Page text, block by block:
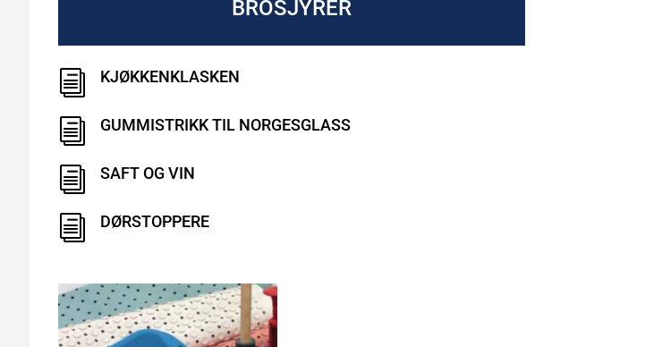
BROSJYRER
i KJØKKENKLASKEN
i GUMMISTRIKK TIL NORGESGLASS
i SAFT OG VIN
i DØRSTOPPERE